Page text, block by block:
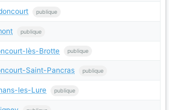
publique
publique
lès-Brotte publique
Saint-Pancras publique
les-Lure publique